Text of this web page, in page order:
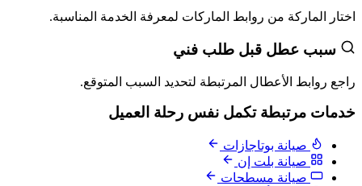
اختار الماركة من روابط الماركات لمعرفة الخدمة المناسبة.
سبب عطل قبل طلب فني
راجع روابط الأعطال المرتبطة لتحديد السبب المتوقع.
خدمات مرتبطة تكمل نفس رحلة العميل
صيانة بوتاجازات
صيانة بلت إن
صيانة مسطحات